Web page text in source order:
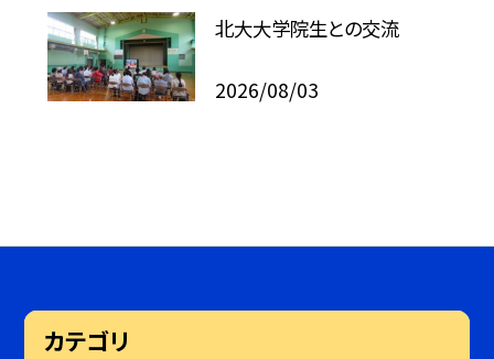
北大大学院生との交流
2026/08/03
カテゴリ